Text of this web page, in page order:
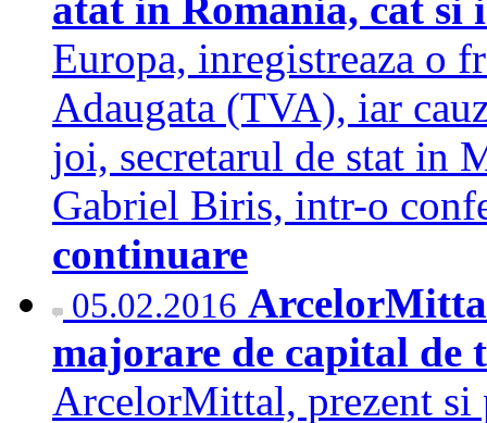
Europa, inregistreaza o
Adaugata (TVA), iar
joi, secretarul de stat in
Gabriel Biris, intr-o
continuare
05.02.2016
majorare de capital
ArcelorMittal, prezent si